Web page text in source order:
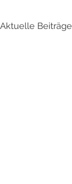
Aktuelle Beiträge